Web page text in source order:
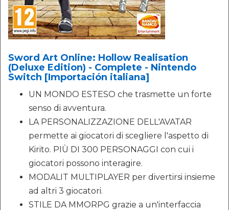
Sword Art Online: Hollow Realisation
(Deluxe Edition) - Complete - Nintendo
Switch [Importación italiana]
UN MONDO ESTESO che trasmette un forte
senso di avventura.
LA PERSONALIZZAZIONE DELL'AVATAR
permette ai giocatori di scegliere l'aspetto di
Kirito. PIÙ DI 300 PERSONAGGI con cui i
giocatori possono interagire.
MODALIT MULTIPLAYER per divertirsi insieme
ad altri 3 giocatori.
STILE DA MMORPG grazie a un'interfaccia